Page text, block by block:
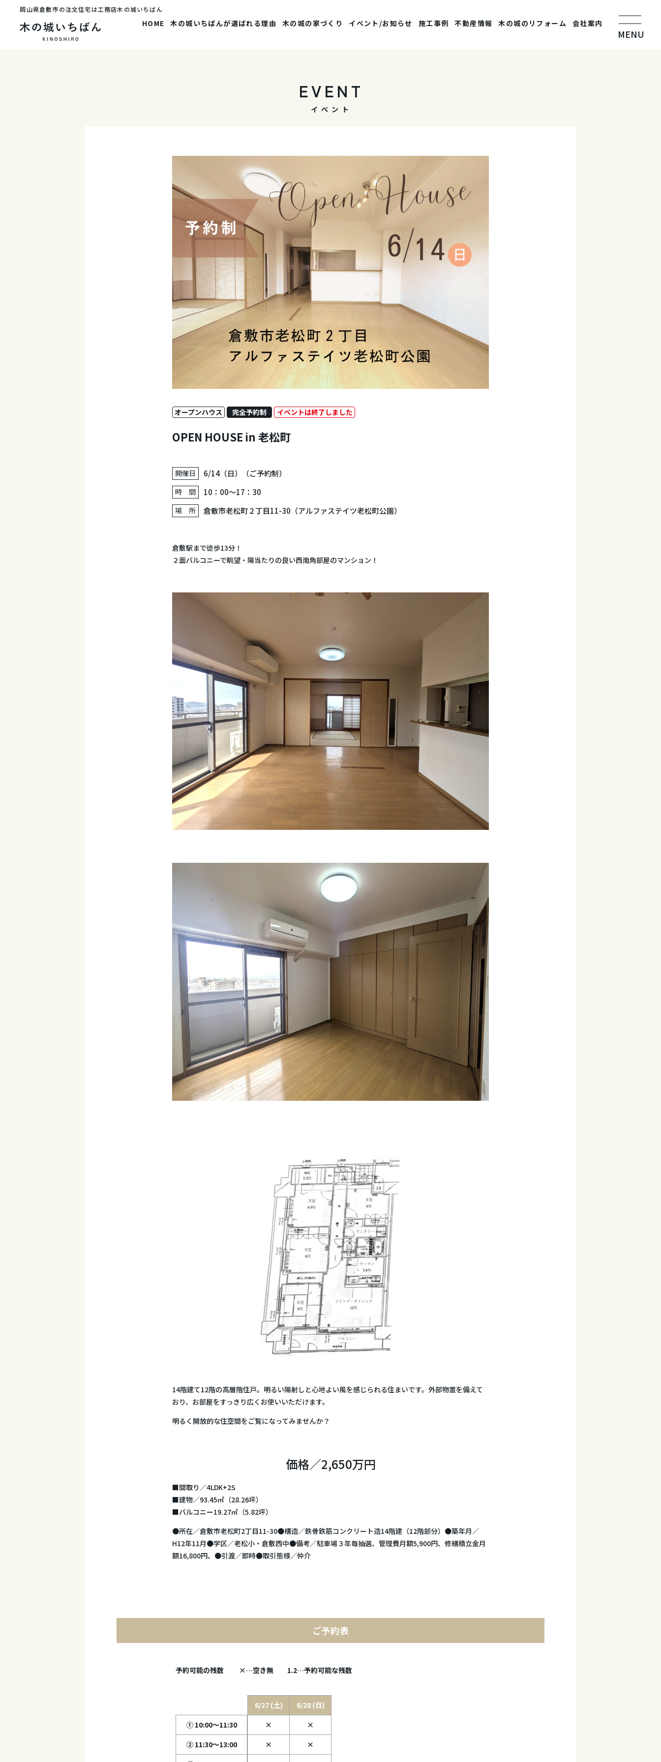
岡山県倉敷市の注文住宅は工務店木の城いちばん
HOME 木の城いちばんが選ばれる理由 木の城の家づくり イベント/お知らせ 施工事例 不動産情報 木の城のリフォーム 会社案内
MENU
EVENT
イベント
オープンハウス 完全予約制 イベントは終了しました
OPEN HOUSE in 老松町
開催日 6/14（日）（ご予約制）
時 間 10：00～17：30
場 所 倉敷市老松町２丁目11-30（アルファステイツ老松町公園）
倉敷駅まで徒歩13分！
２面バルコニーで眺望・陽当たりの良い西南角部屋のマンション ！
14階建て12階の高層階住戸。明るい陽射しと心地よい風を感じられる住まいです。外部物置を備えて
おり、お部屋をすっきり広くお使いいただけます。
明るく開放的な住空間をご覧になってみませんか？
価格／2,650万円
■間取り／4LDK+2S
■建物／93.45㎡（28.26坪）
■バルコニー19.27㎡（5.82坪）
●所在／倉敷市老松町2丁目11-30●構造／鉄骨鉄筋コンクリート造14階建（12階部分）●築年月／
H12年11月●学区／老松小・倉敷西中●備考／駐車場３年毎抽選、管理費月額5,900円、修繕積立金月
額16,800円、●引渡／即時●取引態様／仲介
ご予約表
予約可能の残数 ×…空き無 1.2…予約可能な残数
6/27 (土)
6/28 (日)
① 10:00～11:30
×
×
② 11:30～13:00
×
×